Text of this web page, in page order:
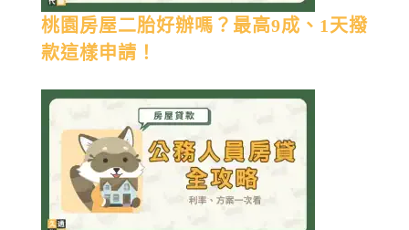
桃園房屋二胎好辦嗎？最高9成、1天撥
款這樣申請！